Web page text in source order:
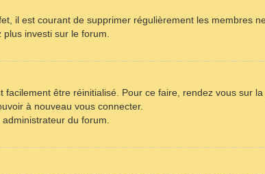
il est courant de supprimer régulièrement les membres
investi sur le forum.
être réinitialisé. Pour ce faire, rendez vous sur
à nouveau vous connecter.
du forum.